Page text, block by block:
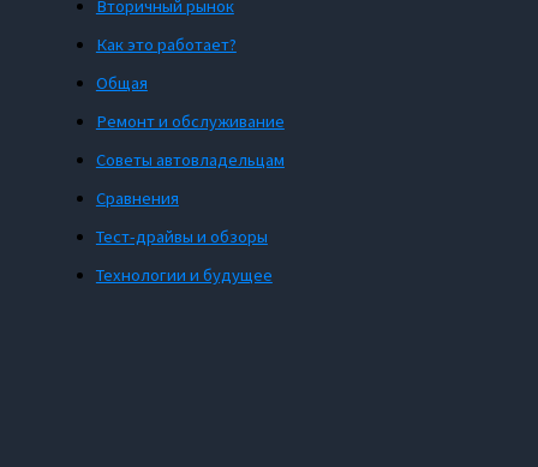
Вторичный рынок
Как это работает?
Общая
Ремонт и обслуживание
Советы автовладельцам
Сравнения
Тест-драйвы и обзоры
Технологии и будущее